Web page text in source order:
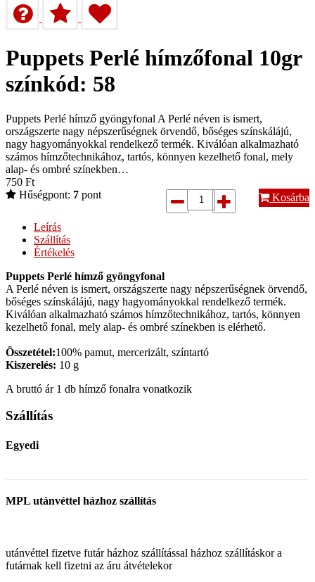
Puppets Perlé hímzőfonal 10gr
színkód: 58
Puppets Perlé hímző gyöngyfonal A Perlé néven is ismert,
országszerte nagy népszerűségnek örvendő, bőséges színskálájú,
nagy hagyományokkal rendelkező termék. Kiválóan alkalmazható
számos hímzőtechnikához, tartós, könnyen kezelhető fonal, mely
alap- és ombré színekben…
750 Ft
Hűségpont: 7 pont Kosárba
Leírás
Szállítás
Értékelés
Puppets Perlé hímző gyöngyfonal
A Perlé néven is ismert, országszerte nagy népszerűségnek örvendő,
bőséges színskálájú, nagy hagyományokkal rendelkező termék.
Kiválóan alkalmazható számos hímzőtechnikához, tartós, könnyen
kezelhető fonal, mely alap- és ombré színekben is elérhető.
Összetétel:100% pamut, mercerizált, színtartó
Kiszerelés: 10 g
A bruttó ár 1 db hímző fonalra vonatkozik
Szállítás
Egyedi
MPL utánvéttel házhoz szállítás
utánvéttel fizetve futár házhoz szállítással házhoz szállításkor a
futárnak kell fizetni az áru átvételekor